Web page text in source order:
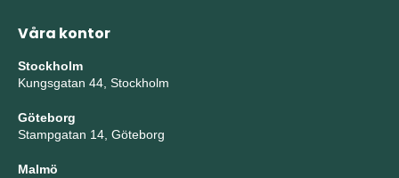
Våra kontor
Stockholm
Kungsgatan 44, Stockholm
Göteborg
Stampgatan 14, Göteborg
Malmö